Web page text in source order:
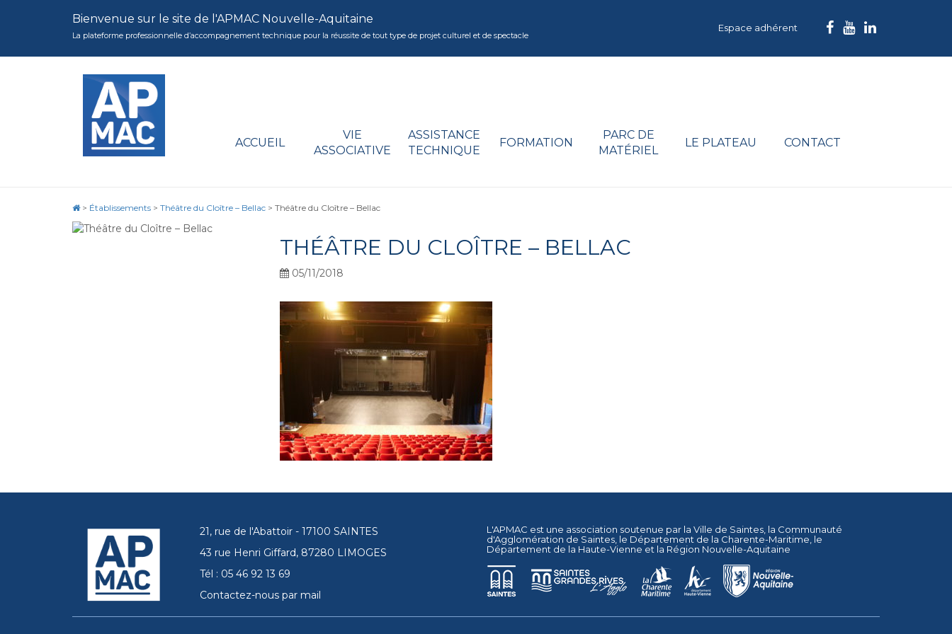
Bienvenue sur le site de l'APMAC Nouvelle-Aquitaine
La plateforme professionnelle d’accompagnement technique pour la réussite de tout type de projet culturel et de spectacle
Espace adhérent
ACCUEIL
VIE
ASSOCIATIVE
ASSISTANCE
TECHNIQUE
FORMATION
PARC DE
MATÉRIEL
LE PLATEAU CONTACT
> Établissements > Théâtre du Cloître – Bellac > Théâtre du Cloître – Bellac
THÉÂTRE DU CLOÎTRE – BELLAC
05/11/2018
21, rue de l'Abattoir - 17100 SAINTES
43 rue Henri Giffard, 87280 LIMOGES
Tél : 05 46 92 13 69
Contactez-nous par mail
L'APMAC est une association soutenue par la Ville de Saintes , la Communauté
d'Agglomération de Saintes , le Département de la Charente-Maritime , le
Département de la Haute-Vienne et la Région Nouvelle-Aquitaine